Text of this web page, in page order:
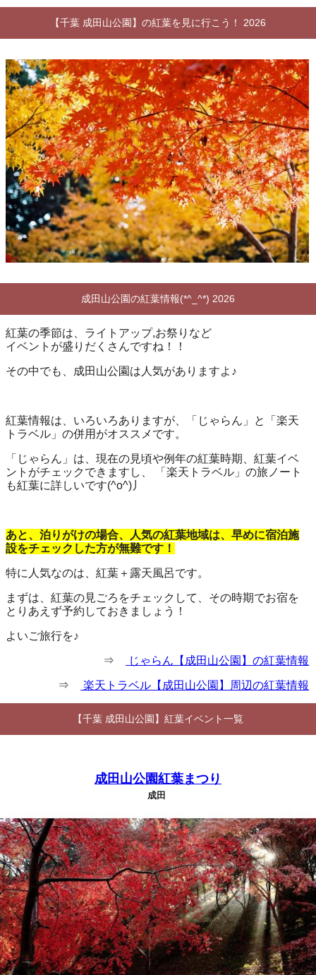
【千葉 成田山公園】の紅葉を見に行こう！ 2026
成田山公園の紅葉情報(*^_^*) 2026
紅葉の季節は、ライトアップ,お祭りなど
イベントが盛りだくさんですね！！
その中でも、成田山公園は人気がありますよ♪
紅葉情報は、いろいろありますが、「じゃらん」と「楽天
トラベル」の併用がオススメです。
「じゃらん」は、現在の見頃や例年の紅葉時期、紅葉イベ
ントがチェックできますし、 「楽天トラベル」の旅ノート
も紅葉に詳しいです(^o^)丿
あと、泊りがけの場合、人気の紅葉地域は、早めに宿泊施
設をチェックした方が無難です！
特に人気なのは、紅葉＋露天風呂です。
まずは、紅葉の見ごろをチェックして、その時期でお宿を
とりあえず予約しておきましょう！
よいご旅行を♪
⇒ じゃらん【成田山公園】の紅葉情報
⇒ 楽天トラベル【成田山公園】周辺の紅葉情報
【千葉 成田山公園】紅葉イベント一覧
成田山公園紅葉まつり
成田